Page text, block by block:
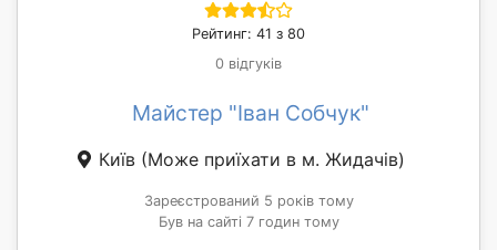
Рейтинг: 41 з 80
0 відгуків
Майстер "Іван Собчук"
Київ (Може приїхати в м. Жидачів)
Зареєстрований 5 років тому
Був на сайті 7 годин тому